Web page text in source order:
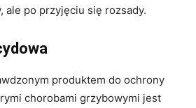
ale po przyjęciu się rozsady.
produktem do ochrony
chorobami grzybowymi jest